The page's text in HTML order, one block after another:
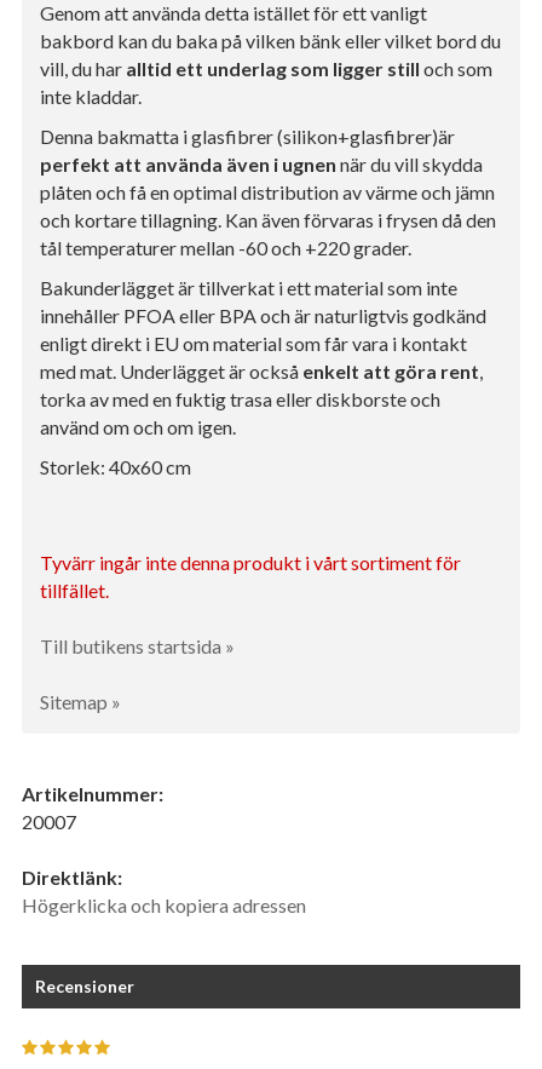
Genom att använda detta istället för ett vanligt
bakbord kan du baka på vilken bänk eller vilket bord du
vill, du har alltid ett underlag som ligger still och som
inte kladdar.
Denna bakmatta i glasfibrer (silikon+glasfibrer)är
perfekt att använda även i ugnen när du vill skydda
plåten och få en optimal distribution av värme och jämn
och kortare tillagning. Kan även förvaras i frysen då den
tål temperaturer mellan -60 och +220 grader.
Bakunderlägget är tillverkat i ett material som inte
innehåller PFOA eller BPA och är naturligtvis godkänd
enligt direkt i EU om material som får vara i kontakt
med mat. Underlägget är också enkelt att göra rent,
torka av med en fuktig trasa eller diskborste och
använd om och om igen.
Storlek: 40x60 cm
Tyvärr ingår inte denna produkt i vårt sortiment för
tillfället.
Till butikens startsida »
Sitemap »
Artikelnummer:
20007
Direktlänk:
Högerklicka och kopiera adressen
Recensioner